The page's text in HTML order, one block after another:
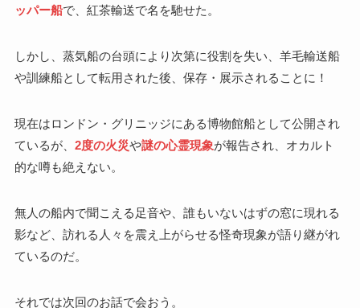
ッパー船で、紅茶輸送で名を馳せた。
しかし、蒸気船の台頭により次第に役割を失い、羊毛輸送船
や訓練船として転用された後、保存・展示されることに！
現在はロンドン・グリニッジにある博物館船として公開され
ているが、 2度の火災や謎の心霊現象が報告され、オカルト
的な噂も絶えない。
無人の船内で聞こえる足音や、誰もいないはずの窓に現れる
影など、訪れる人々を震え上がらせる怪奇現象が語り継がれ
ているのだ。
それでは次回のお話で会おう。